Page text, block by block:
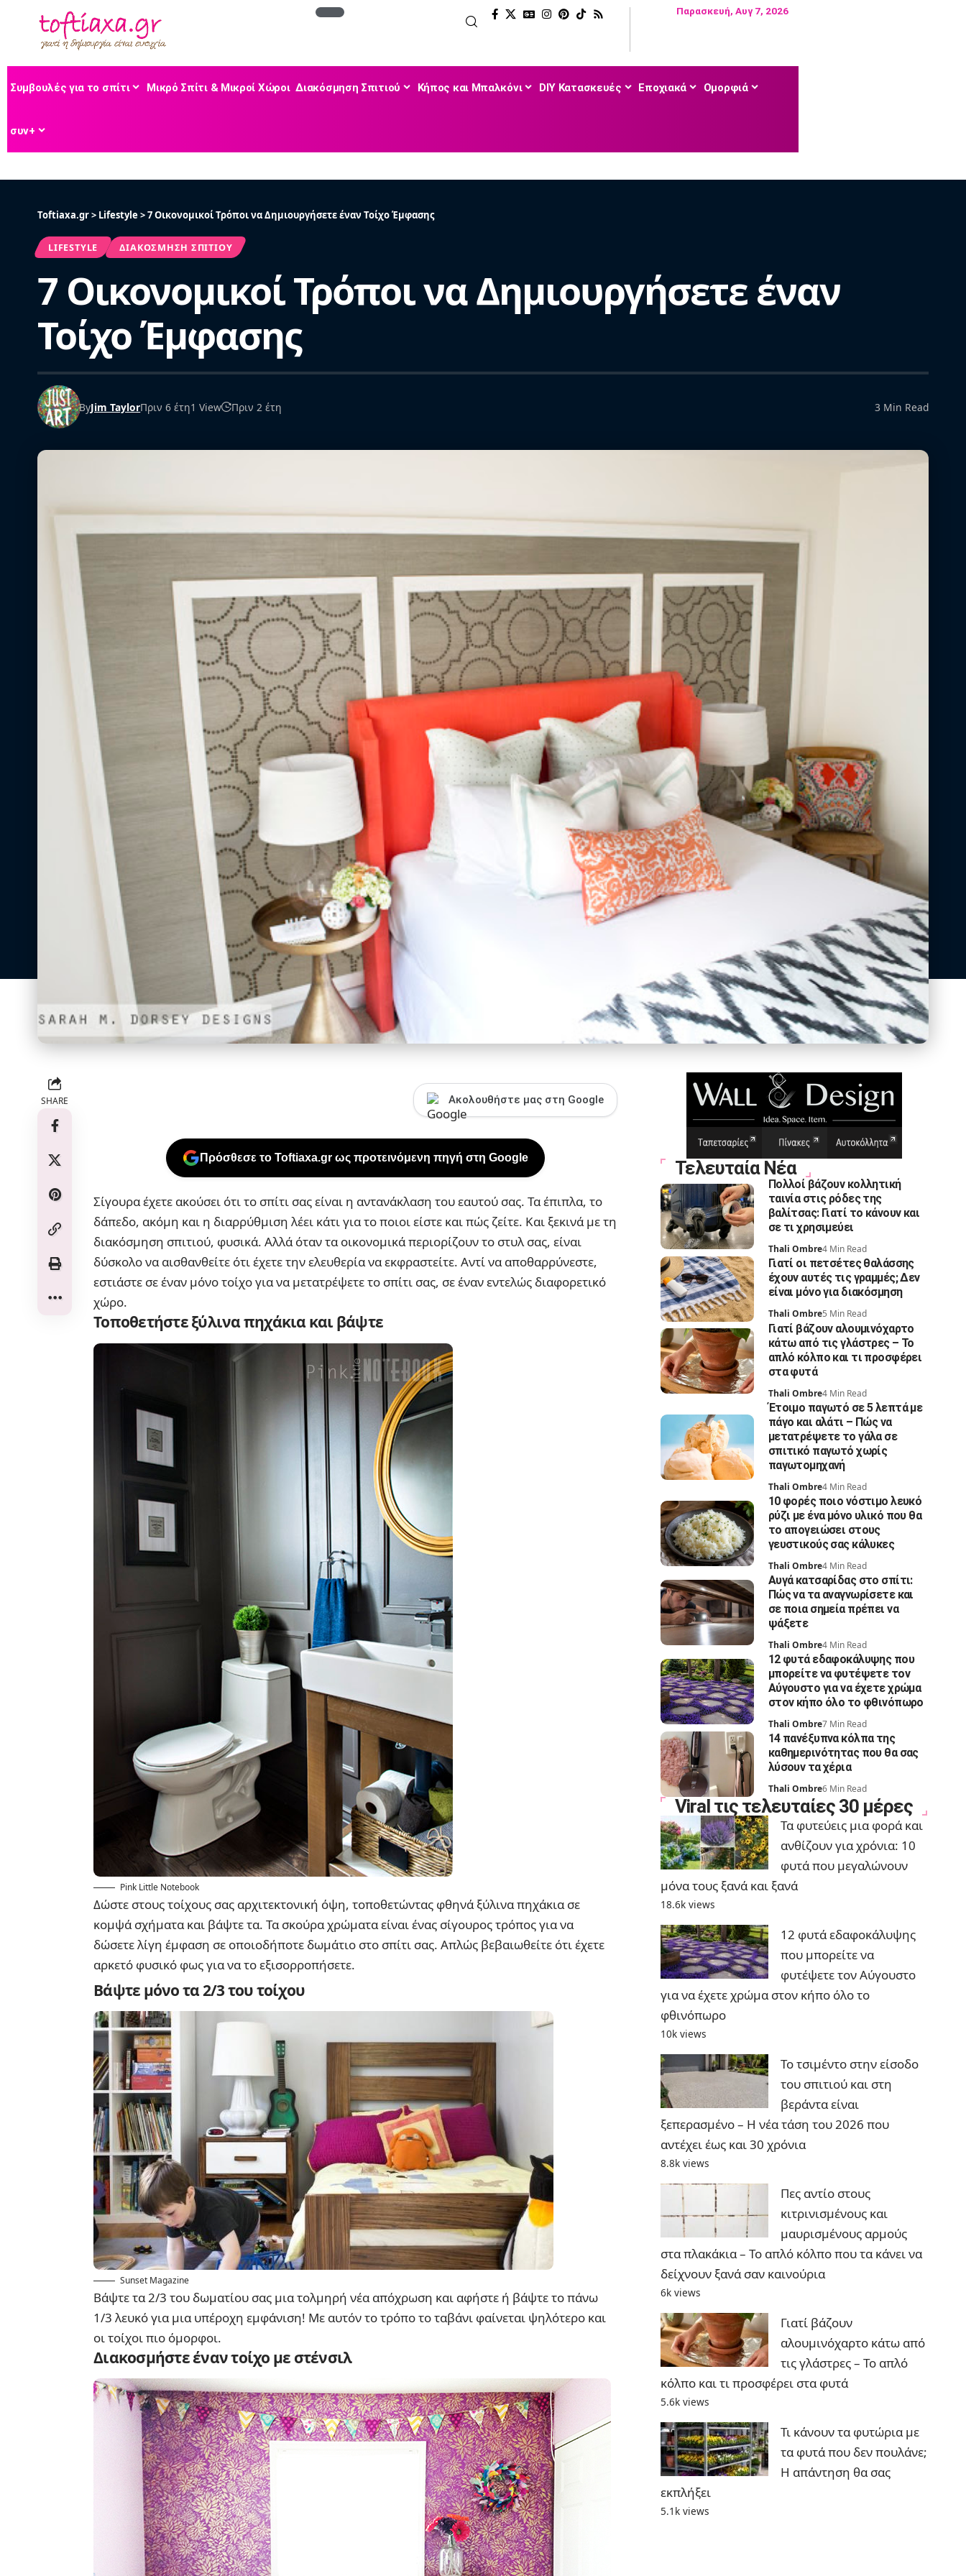
Παρασκευή, Αυγ 7, 2026
Συμβουλές για το σπίτι Μικρό Σπίτι & Μικροί Χώροι Διακόσμηση Σπιτιού Κήπος και Μπαλκόνι DIY Κατασκευές Εποχιακά Ομορφιά
συν+
Toftiaxa.gr> Lifestyle>7 Οικονομικοί Τρόποι να Δημιουργήσετε έναν Τοίχο Έμφασης
LIFESTYLE ΔΙΑΚΌΣΜΗΣΗ ΣΠΙΤΙΟΎ
7 Οικονομικοί Τρόποι να Δημιουργήσετε έναν
Τοίχο Έμφασης
ByJim TaylorΠριν 6 έτη1 View Πριν 2 έτη 3 Min Read
SHARE Ακολουθήστε μας στη Google
Πρόσθεσε το Toftiaxa.gr ως προτεινόμενη πηγή στη Google
Σίγουρα έχετε ακούσει ότι το σπίτι σας είναι η αντανάκλαση του εαυτού σας. Τα έπιπλα, το
δάπεδο, ακόμη και η διαρρύθμιση λέει κάτι για το ποιοι είστε και πώς ζείτε. Και ξεκινά με τη
διακόσμηση σπιτιού, φυσικά. Αλλά όταν τα οικονομικά περιορίζουν το στυλ σας, είναι
δύσκολο να αισθανθείτε ότι έχετε την ελευθερία να εκφραστείτε. Αντί να αποθαρρύνεστε,
εστιάστε σε έναν μόνο τοίχο για να μετατρέψετε το σπίτι σας, σε έναν εντελώς διαφορετικό
χώρο.
Τοποθετήστε ξύλινα πηχάκια και βάψτε
Pink Little Notebook
Δώστε στους τοίχους σας αρχιτεκτονική όψη, τοποθετώντας φθηνά ξύλινα πηχάκια σε
κομψά σχήματα και βάψτε τα. Τα σκούρα χρώματα είναι ένας σίγουρος τρόπος για να
δώσετε λίγη έμφαση σε οποιοδήποτε δωμάτιο στο σπίτι σας. Απλώς βεβαιωθείτε ότι έχετε
αρκετό φυσικό φως για να το εξισορροπήσετε.
Βάψτε μόνο τα 2/3 του τοίχου
Sunset Magazine
Βάψτε τα 2/3 του δωματίου σας μια τολμηρή νέα απόχρωση και αφήστε ή βάψτε το πάνω
1/3 λευκό για μια υπέροχη εμφάνιση! Με αυτόν το τρόπο το ταβάνι φαίνεται ψηλότερο και
οι τοίχοι πιο όμορφοι.
Διακοσμήστε έναν τοίχο με στένσιλ
Τελευταία Νέα
Πολλοί βάζουν κολλητική
ταινία στις ρόδες της
βαλίτσας: Γιατί το κάνουν και
σε τι χρησιμεύει
Thali Ombre4 Min Read
Γιατί οι πετσέτες θαλάσσης
έχουν αυτές τις γραμμές; Δεν
είναι μόνο για διακόσμηση
Thali Ombre5 Min Read
Γιατί βάζουν αλουμινόχαρτο
κάτω από τις γλάστρες – Το
απλό κόλπο και τι προσφέρει
στα φυτά
Thali Ombre4 Min Read
Έτοιμο παγωτό σε 5 λεπτά με
πάγο και αλάτι – Πώς να
μετατρέψετε το γάλα σε
σπιτικό παγωτό χωρίς
παγωτομηχανή
Thali Ombre4 Min Read
10 φορές ποιο νόστιμο λευκό
ρύζι με ένα μόνο υλικό που θα
το απογειώσει στους
γευστικούς σας κάλυκες
Thali Ombre4 Min Read
Αυγά κατσαρίδας στο σπίτι:
Πώς να τα αναγνωρίσετε και
σε ποια σημεία πρέπει να
ψάξετε
Thali Ombre4 Min Read
12 φυτά εδαφοκάλυψης που
μπορείτε να φυτέψετε τον
Αύγουστο για να έχετε χρώμα
στον κήπο όλο το φθινόπωρο
Thali Ombre7 Min Read
14 πανέξυπνα κόλπα της
καθημερινότητας που θα σας
λύσουν τα χέρια
Thali Ombre6 Min Read
Viral τις τελευταίες 30 μέρες
Τα φυτεύεις μια φορά και
ανθίζουν για χρόνια: 10
φυτά που μεγαλώνουν
μόνα τους ξανά και ξανά
18.6k views
12 φυτά εδαφοκάλυψης
που μπορείτε να
φυτέψετε τον Αύγουστο
για να έχετε χρώμα στον κήπο όλο το
φθινόπωρο
10k views
Το τσιμέντο στην είσοδο
του σπιτιού και στη
βεράντα είναι
ξεπερασμένο – Η νέα τάση του 2026 που
αντέχει έως και 30 χρόνια
8.8k views
Πες αντίο στους
κιτρινισμένους και
μαυρισμένους αρμούς
στα πλακάκια – Το απλό κόλπο που τα κάνει να
δείχνουν ξανά σαν καινούρια
6k views
Γιατί βάζουν
αλουμινόχαρτο κάτω από
τις γλάστρες – Το απλό
κόλπο και τι προσφέρει στα φυτά
5.6k views
Τι κάνουν τα φυτώρια με
τα φυτά που δεν πουλάνε;
Η απάντηση θα σας
εκπλήξει
5.1k views